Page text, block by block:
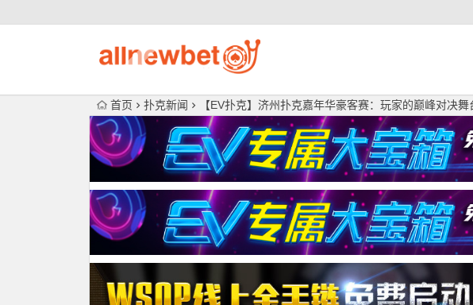
首页 扑克新闻 【EV扑克】济州扑克嘉年华豪客赛：玩家的巅峰对决舞